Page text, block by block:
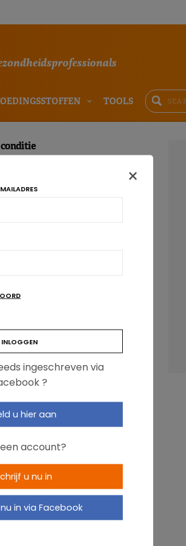
TOOLS
peulvruchten, noten, volle granen,
2 keer hoger dan voorheen
België verspill…
zijn voor je mentale
fruit en groenten helpe…
×
ingeschreven via
?
u hier aan
account?
u nu in
in via Facebook